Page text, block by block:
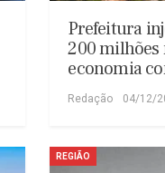
Prefeitura
200 milhões
economia
Redação 04/12/
REGIÃO